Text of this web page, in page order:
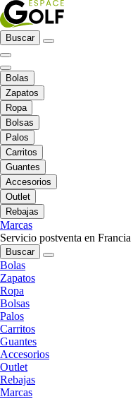
Buscar
Bolas
Zapatos
Ropa
Bolsas
Palos
Carritos
Guantes
Accesorios
Outlet
Rebajas
Marcas
Servicio postventa en Francia
Buscar
Bolas
Zapatos
Ropa
Bolsas
Palos
Carritos
Guantes
Accesorios
Outlet
Rebajas
Marcas